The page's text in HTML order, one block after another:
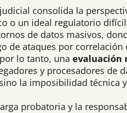
consolida la
o un ideal regulatorio
de datos masivos,
de ataques por
lo tanto, una evaluación
y procesadores de
la imposibilidad técnica
probatoria y la